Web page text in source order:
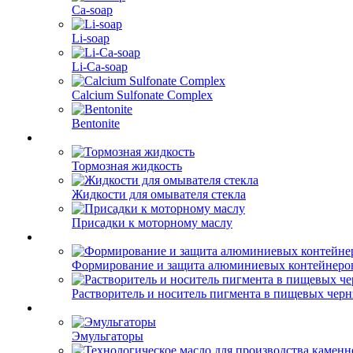
Ca-soap
Li-soap
Li-Ca-soap
Calcium Sulfonate Complex
Bentonite
Тормозная жидкость
Жидкости для омывателя стекла
Присадки к моторному маслу
Формирование и защита алюминиевых
Растворитель и носитель пигмента в пищевых
Эмульгаторы